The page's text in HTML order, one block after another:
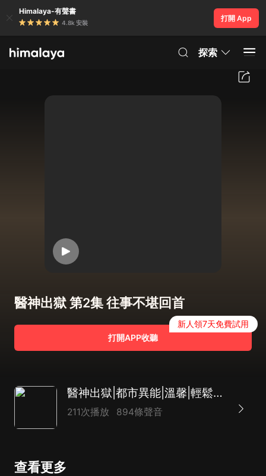
Himalaya-有聲書
4.8k 安裝
打開 App
探索
醫神出獄 第2集 往事不堪回首
打開APP收聽
新人領7天免費試用
醫神出獄|都市異能|溫馨|輕鬆爽文
211次播放 894條聲音
查看更多